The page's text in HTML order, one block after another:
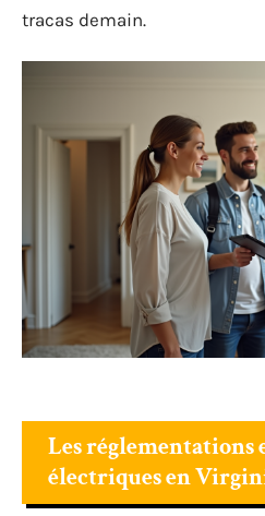
tracas demain.
Les réglementations
électriques en